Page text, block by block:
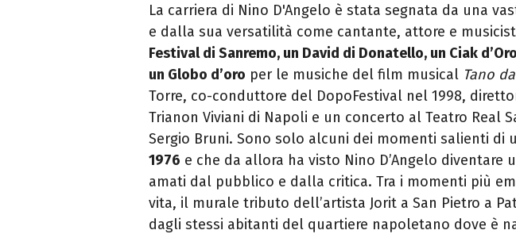
La carriera di Nino D'Angelo è stata segnata da una
e dalla sua versatilità come cantante, attore e
Festival di Sanremo, un David di Donatello, un Ciak
un Globo d’oro per le musiche del film musical Tano
Torre, co-conduttore del DopoFestival nel 1998,
Trianon Viviani di Napoli e un concerto al Teatro Real
Sergio Bruni. Sono solo alcuni dei momenti salienti di
1976 e che da allora ha visto Nino D’Angelo diventare
amati dal pubblico e dalla critica. Tra i momenti più
vita, il murale tributo dell’artista Jorit a San Pietro a
dagli stessi abitanti del quartiere napoletano dove è